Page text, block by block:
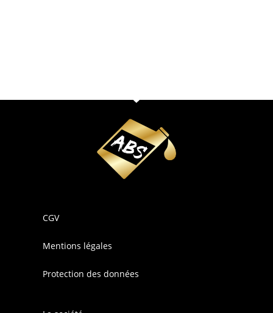
CGV
Mentions légales
Protection des données